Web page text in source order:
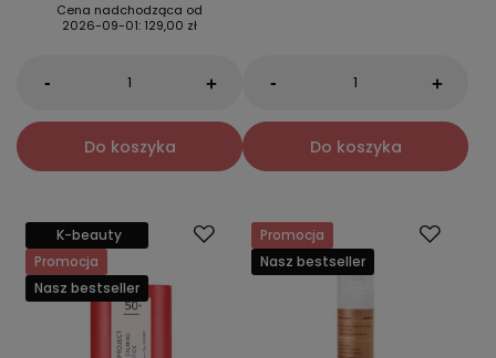
Cena nadchodząca od
2026-09-01: 129,00 zł
- +
Do koszyka
- +
Do koszyka
K-beauty
Promocja
Nasz bestseller
Promocja
Nasz bestseller